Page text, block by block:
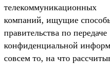
телекоммуникационных
компаний, ищущие
правительства по передаче
конфиденциальной
совсем то, на что